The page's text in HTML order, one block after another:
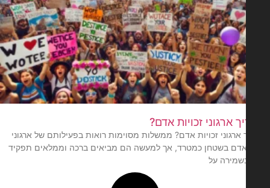
ארגוני זכויות אדם?
ארגוני זכויות אדם? ממשלות מסוימות רואות בפעילותם של ארגוני
אדם בשטחן כמטרד, אך למעשה הם מביאים ברכה וממלאים תפקיד
על